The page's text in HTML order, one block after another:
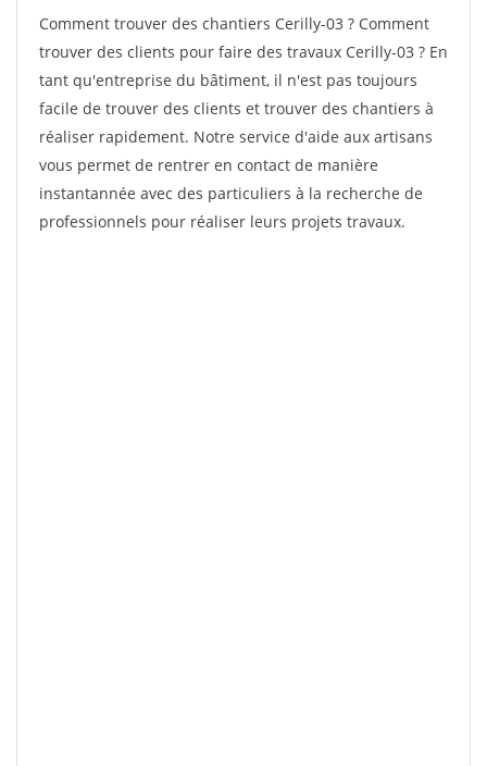
Comment trouver des chantiers Cerilly-03 ? Comment
trouver des clients pour faire des travaux Cerilly-03 ? En
tant qu'entreprise du bâtiment, il n'est pas toujours
facile de trouver des clients et trouver des chantiers à
réaliser rapidement. Notre service d'aide aux artisans
vous permet de rentrer en contact de manière
instantannée avec des particuliers à la recherche de
professionnels pour réaliser leurs projets travaux.